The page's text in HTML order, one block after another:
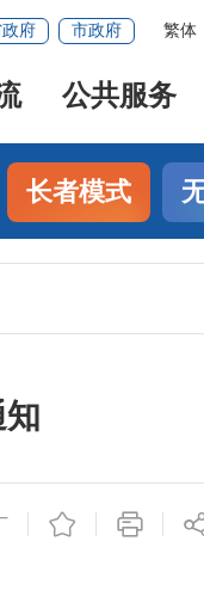
府 市政府 繁体
公共服务
长者模式